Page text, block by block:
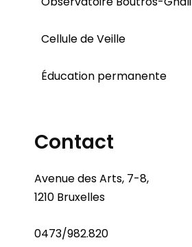
Cellule de Veille
Éducation permanente
Contact
Avenue des Arts, 7-8,
1210 Bruxelles
0473/982.820